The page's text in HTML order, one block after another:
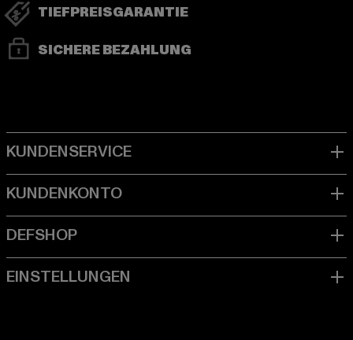
TIEFPREISGARANTIE
SICHERE BEZAHLUNG